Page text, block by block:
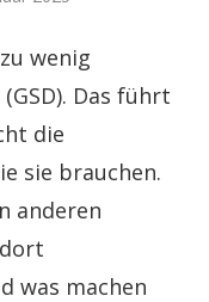
wenig
Das führt
die
sie brauchen.
anderen
was machen